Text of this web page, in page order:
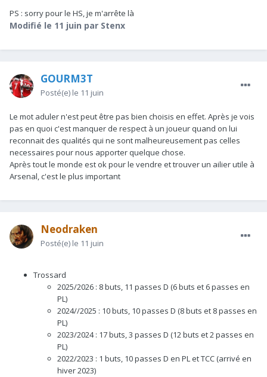
PS : sorry pour le HS, je m'arrête là
Modifié le 11 juin par Stenx
GOURM3T
Posté(e) le 11 juin
Le mot aduler n'est peut être pas bien choisis en effet. Après je vois
pas en quoi c'est manquer de respect à un joueur quand on lui
reconnait des qualités qui ne sont malheureusement pas celles
necessaires pour nous apporter quelque chose.
Après tout le monde est ok pour le vendre et trouver un ailier utile à
Arsenal, c'est le plus important
Neodraken
Posté(e) le 11 juin
Trossard
2025/2026 : 8 buts, 11 passes D (6 buts et 6 passes en
PL)
2024//2025 : 10 buts, 10 passes D (8 buts et 8 passes en
PL)
2023/2024 : 17 buts, 3 passes D (12 buts et 2 passes en
PL)
2022/2023 : 1 buts, 10 passes D en PL et TCC (arrivé en
hiver 2023)